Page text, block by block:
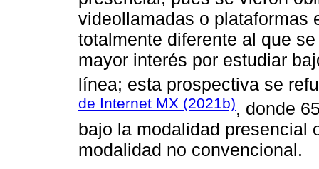
videollamadas o plataformas
totalmente diferente al que
mayor interés por estudiar
línea; esta prospectiva se
de Internet MX (2021b), donde
bajo la modalidad presencial
modalidad no convencional.